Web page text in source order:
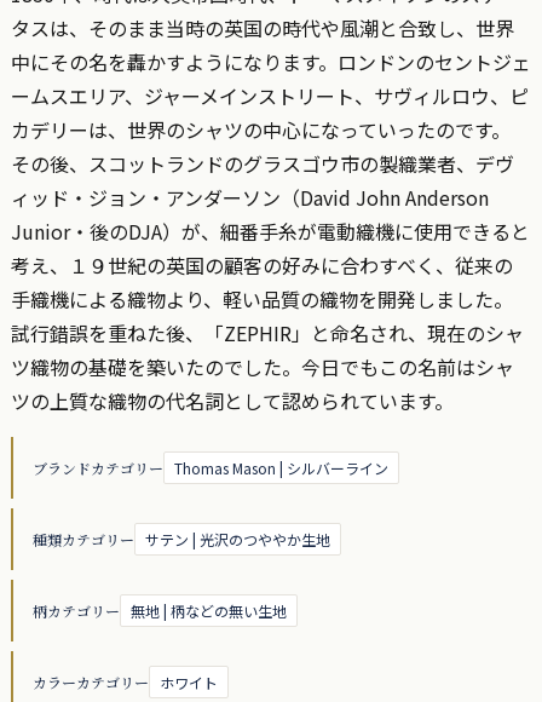
タスは、そのまま当時の英国の時代や風潮と合致し、世界
中にその名を轟かすようになります。ロンドンのセントジェ
ームスエリア、ジャーメインストリート、サヴィルロウ、ピ
カデリーは、世界のシャツの中心になっていったのです。
その後、スコットランドのグラスゴウ市の製織業者、デヴ
ィッド・ジョン・アンダーソン（David John Anderson
Junior・後のDJA）が、細番手糸が電動織機に使用できると
考え、１９世紀の英国の顧客の好みに合わすべく、従来の
手織機による織物より、軽い品質の織物を開発しました。
試行錯誤を重ねた後、「ZEPHIR」と命名され、現在のシャ
ツ織物の基礎を築いたのでした。今日でもこの名前はシャ
ツの上質な織物の代名詞として認められています。
ブランドカテゴリー Thomas Mason | シルバーライン
種類カテゴリー サテン | 光沢のつややか生地
柄カテゴリー 無地 | 柄などの無い生地
カラーカテゴリー ホワイト